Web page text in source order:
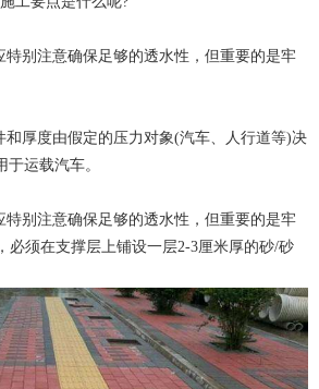
别注意确保足够的透水性，但重要的是牢
厚度由假定的压力对象(汽车、人行道等)决
于运载汽车。
别注意确保足够的透水性，但重要的是牢
必须在支撑层上铺设一层2-3厘米厚的砂/砂